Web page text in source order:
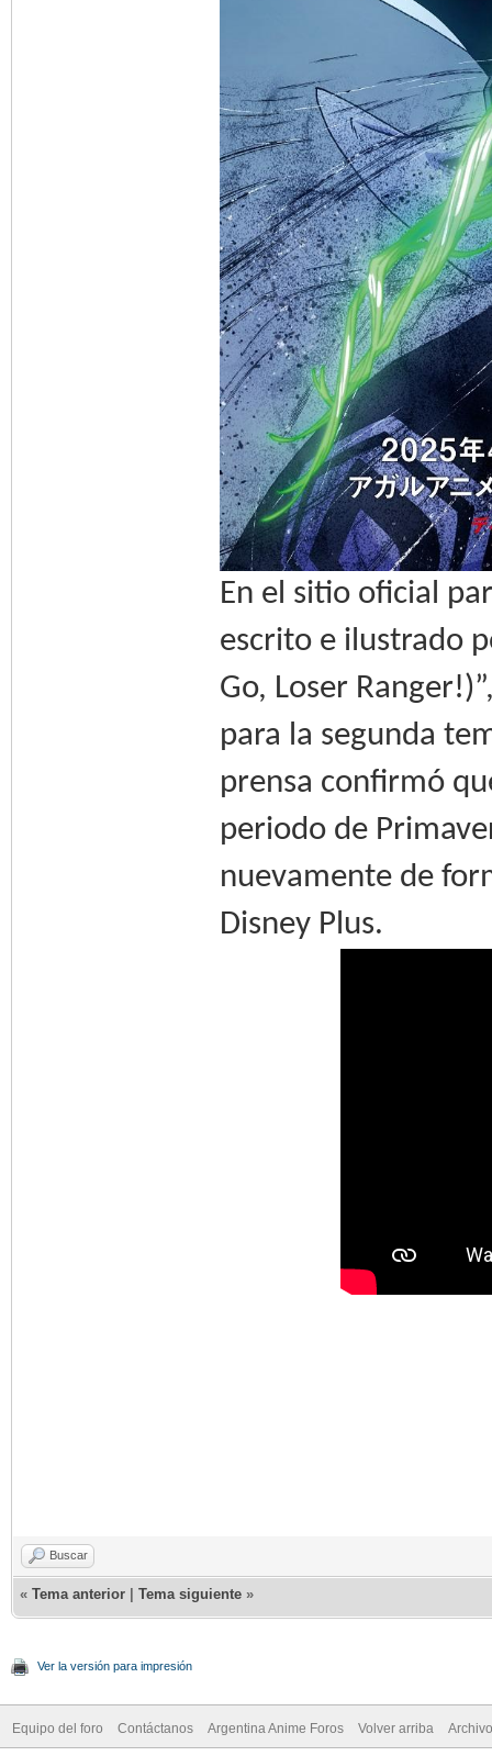
En el sitio oficial
escrito e ilustrado
Go, Loser
para la segunda
prensa confirmó
periodo de
nuevamente de
Disney Plus.
Buscar
« Tema anterior Tema siguiente »
Ver la versión para impresión
Equipo del foro Contáctanos Argentina Anime Foros Volver arriba